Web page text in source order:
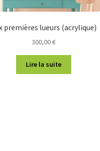
premières lueurs (acrylique)
300,00€
Lire la suite